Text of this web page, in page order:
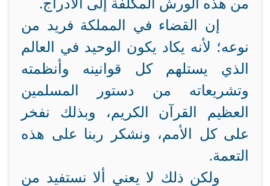
من هذه الورش المكلفة إلى الأدراج.
إن القضاء في المملكة فريد من
نوعه؛ لأنه يكاد يكون الوحيد في العالم
الذي يستلهم كل قوانينه وأنظمته
وتشريعاته من دستور المسلمين
العظيم القرآن الكريم، وبذلك نفخر
على كل الأمم، ونشكر ربنا على هذه
التعمة.
ولكن ذلك لا يعني ألا نستفيد من